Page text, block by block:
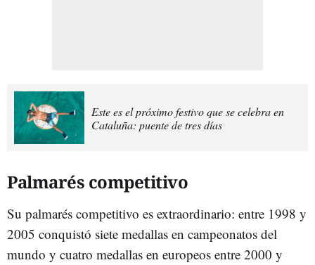
Este es el próximo festivo que se celebra en
Cataluña: puente de tres días
Palmarés competitivo
Su palmarés competitivo es extraordinario: entre 1998 y
2005 conquistó siete medallas en campeonatos del
mundo y cuatro medallas en europeos entre 2000 y